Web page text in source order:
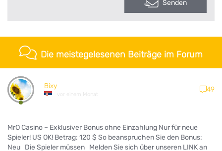
Senden
Die meistegelesenen Beiträge im Forum
Bixy
vor einem Monat
49
MrO Casino – Exklusiver Bonus ohne Einzahlung Nur für neue
Spieler! US OK! Betrag: 120 $ So beanspruchen Sie den Bonus:
Neu Die Spieler müssen Melden Sie sich über unseren LINK an